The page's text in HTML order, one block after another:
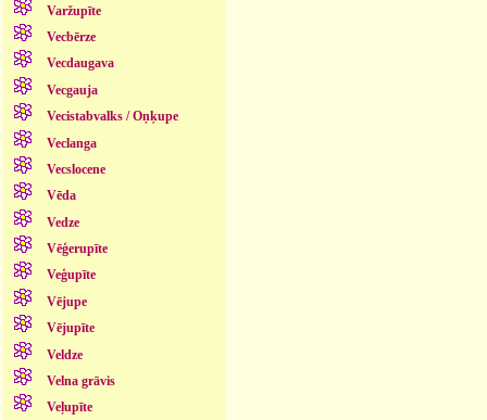
Varžupīte
Vecbērze
Vecdaugava
Vecgauja
Vecistabvalks / Oņķupe
Veclanga
Vecslocene
Vēda
Vedze
Vēģerupīte
Veģupīte
Vējupe
Vējupīte
Veldze
Velna grāvis
Veļupīte